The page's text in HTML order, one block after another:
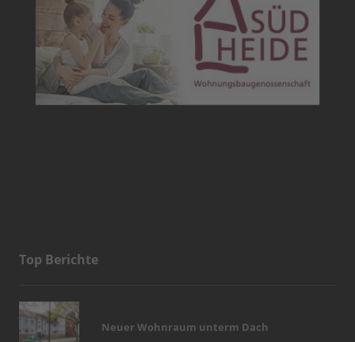
Top Berichte
Neuer Wohnraum unterm Dach